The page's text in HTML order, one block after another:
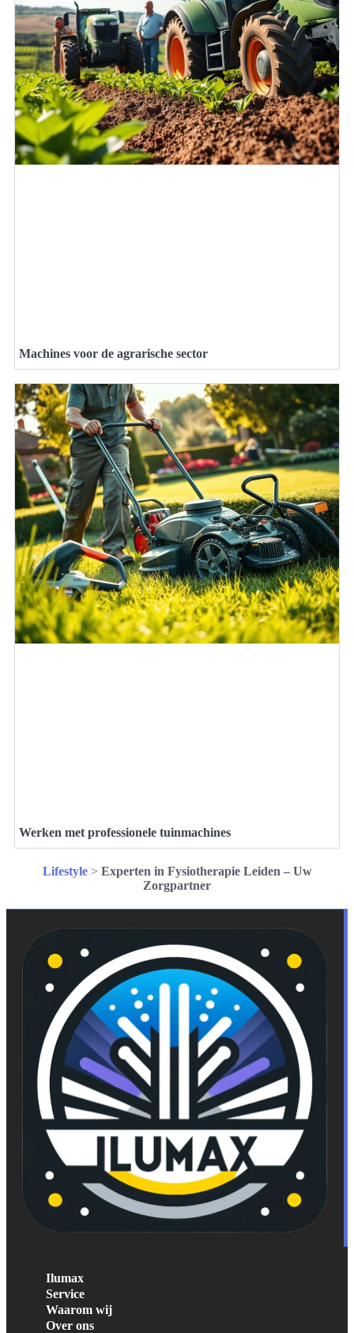
Machines voor de agrarische sector
Werken met professionele tuinmachines
Lifestyle> Experten in Fysiotherapie Leiden – Uw
Zorgpartner
Ilumax
Service
Waarom wij
Over ons